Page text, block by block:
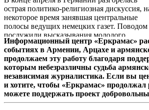
Ассамблеи армян Европы сообщение.
Состоялись мероприятия и в
соборе Гамбурга: после совместной
литургии армянских и ассирийских
священников состоялся многочисленный
армяно-ассирийский митинг, в ходе
которого выступили известные в научных
...
острая политико-религиозная дискуссия,
некоторое время занявшая центральные
полосы ведущих немецких газет. Поводом
послужили высказывания молодого
политика турецкого происхождения 38-
летней Айгюль Эзкан (Ayguel Oezkan),
которая только что была назначена
министром по социальной политике и
делам интеграции в правительстве
Саксонии. Эзкан, являясь членом
Христианского демократического союза
(ХДС), потребовала убрать из школ
Информационный центр «Еркрамас»
событиях в Армении, Арцахе и
продолжаем эту работу благодаря
которым небезразличны судьба
независимая журналистика. Если вы
и хотите, чтобы «Еркрамас» продолжал
можете поддержать проект